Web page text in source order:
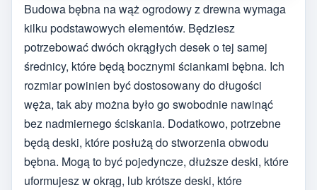
Budowa bębna na wąż ogrodowy z drewna wymaga
kilku podstawowych elementów. Będziesz
potrzebować dwóch okrągłych desek o tej samej
średnicy, które będą bocznymi ściankami bębna. Ich
rozmiar powinien być dostosowany do długości
węża, tak aby można było go swobodnie nawinąć
bez nadmiernego ściskania. Dodatkowo, potrzebne
będą deski, które posłużą do stworzenia obwodu
bębna. Mogą to być pojedyncze, dłuższe deski, które
uformujesz w okrąg, lub krótsze deski, które